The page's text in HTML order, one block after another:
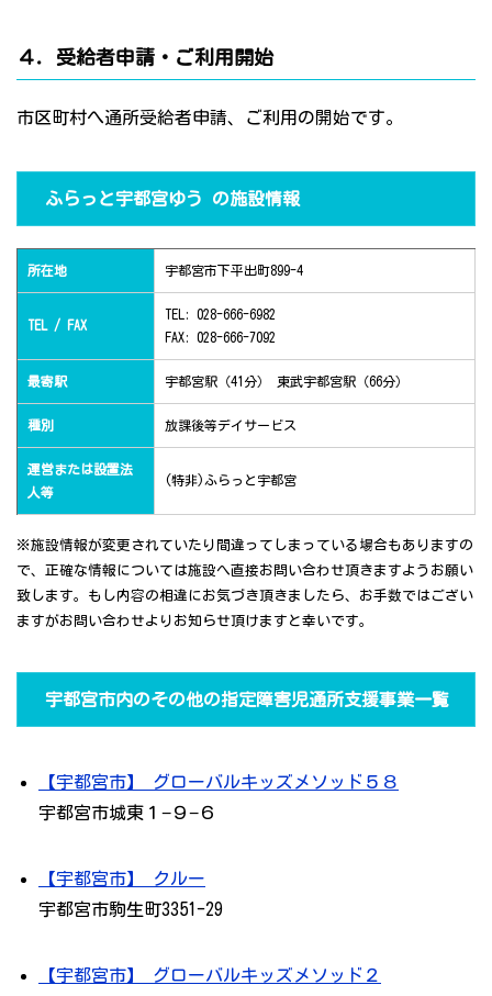
４．受給者申請・ご利用開始
市区町村へ通所受給者申請、ご利用の開始です。
ふらっと宇都宮ゆう の施設情報
所在地 宇都宮市下平出町899-4
TEL / FAX
TEL: 028-666-6982
FAX: 028-666-7092
最寄駅 宇都宮駅（41分） 東武宇都宮駅（66分）
種別 放課後等デイサービス
運営または設置法
人等
(特非)ふらっと宇都宮
※施設情報が変更されていたり間違ってしまっている場合もありますの
で、正確な情報については施設へ直接お問い合わせ頂きますようお願い
致します。もし内容の相違にお気づき頂きましたら、お手数ではござい
ますがお問い合わせよりお知らせ頂けますと幸いです。
宇都宮市内のその他の指定障害児通所支援事業一覧
【宇都宮市】 グローバルキッズメソッド５８
宇都宮市城東１−９−６
【宇都宮市】 クルー
宇都宮市駒生町3351-29
【宇都宮市】 グローバルキッズメソッド２